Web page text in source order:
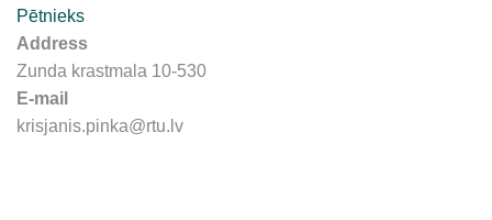
Pētnieks
Address
Zunda krastmala 10-530
E-mail
krisjanis.pinka@rtu.lv